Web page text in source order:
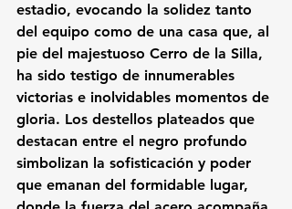
estadio, evocando la solidez tanto
del equipo como de una casa que, al
pie del majestuoso Cerro de la Silla,
ha sido testigo de innumerables
victorias e inolvidables momentos de
gloria. Los destellos plateados que
destacan entre el negro profundo
simbolizan la sofisticación y poder
que emanan del formidable lugar,